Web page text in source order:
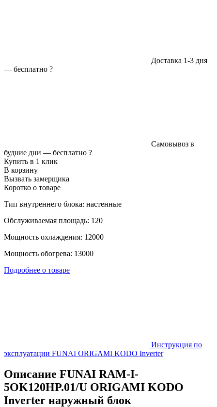
Доставка 1-3 дня
— бесплатно ?
Самовывоз в
будние дни — бесплатно ?
Купить в 1 клик
В корзину
Вызвать замерщика
Коротко о товаре
Тип внутреннего блока: настенные
Обслуживаемая площадь: 120
Мощность охлаждения: 12000
Мощность обогрева: 13000
Подробнее о товаре
Инструкция по
эксплуатации FUNAI ORIGAMI KODO Inverter
Описание FUNAI RAM-I-
5OK120HP.01/U ORIGAMI KODO
Inverter наружный блок